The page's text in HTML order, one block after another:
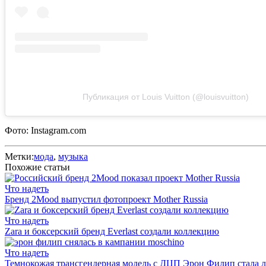
Публикация от Louis Vuitton (@louisvuitton)
Фото: Instagram.com
Метки:мода, музыка
Похожие статьи
Что надеть
Бренд 2Mood выпустил фотопроект Mother Russia
Что надеть
Zara и боксерский бренд Everlast создали коллекцию
Что надеть
Темнокожая трансгендерная модель с ДЦП Эрон Филип стала